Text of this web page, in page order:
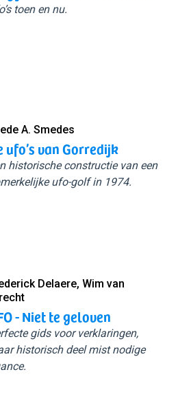
toen en nu.
A. Smedes
ufo’s van Gorredijk
historische constructie van een
ufo-golf in 1974.
Delaere, Wim van
- Niet te geloven
gids voor verklaringen,
historisch deel mist nodige